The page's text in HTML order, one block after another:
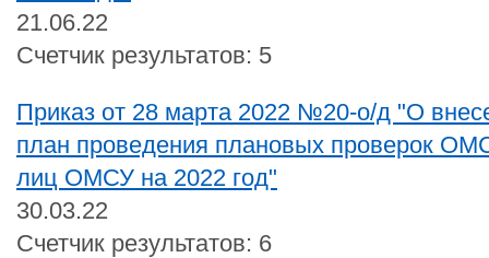
21.06.22
Счетчик результатов: 5
Приказ от 28 марта 2022 №20-о/д "О
план проведения плановых проверок
лиц ОМСУ на 2022 год"
30.03.22
Счетчик результатов: 6